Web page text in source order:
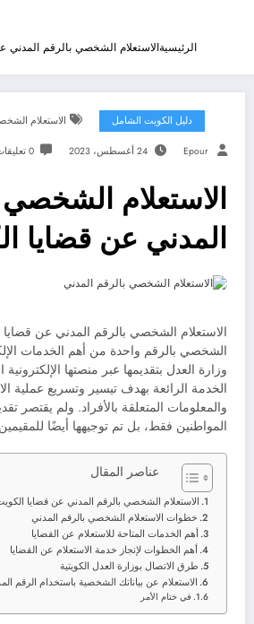
الرئيسيةالاستعلام الشخصي بالرقم المدني
دليل الكويت الشامل الاستعلام
Epour 24 أغسطس، 2023 0 تعليقات
الاستعلام الشخصي
المدني عن قضايا
الاستعلام الشخصي بالرقم المدني عن قضايا
الشخصي بالرقم واحدة من أهم الخدمات
وزارة العدل بتقديمها عبر منصتها
الخدمة الرائعة بهدف تيسير وتسريع عملية
والمعلومات المتعلقة بالأفراد. ولم يقتصر
المواطنين فقط، بل تم توجيهها أيضًا
عناصر المقال
الاستعلام الشخصي بالرقم المدني عن قضايا
خطوات الاستعلام الشخصي بالرقم المدني
أهم الخدمات المتاحة للاستعلام عن القضايا
أهم الخطوات لإنجاز خدمة الاستعلام عن القضايا
طرق الاتصال بوزارة العدل الكويتية
الاستعلام عن بياناتك الشخصية باستخدام الرقم
في ختام الأمر